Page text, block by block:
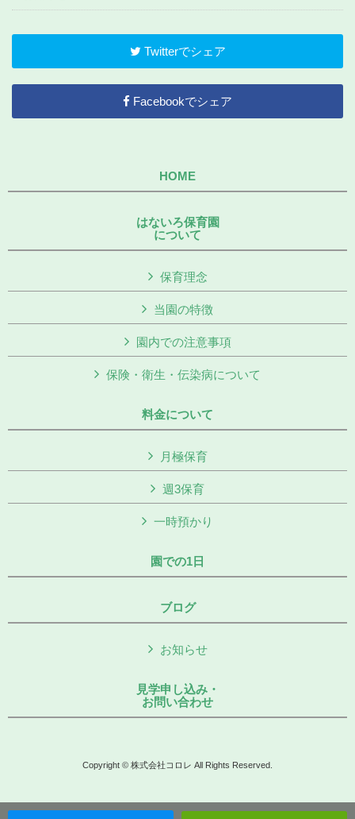
Twitterでシェア
Facebookでシェア
HOME
はないろ保育園
について
保育理念
当園の特徴
園内での注意事項
保険・衛生・伝染病について
料金について
月極保育
週3保育
一時預かり
園での1日
ブログ
お知らせ
見学申し込み・
お問い合わせ
Copyright © 株式会社コロレ All Rights Reserved.